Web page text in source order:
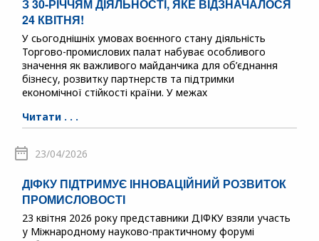
З 30-РІЧЧЯМ ДІЯЛЬНОСТІ, ЯКЕ ВІДЗНАЧАЛОСЯ
24 КВІТНЯ!
У сьогоднішніх умовах воєнного стану діяльність
Торгово-промислових палат набуває особливого
значення як важливого майданчика для об’єднання
бізнесу, розвитку партнерств та підтримки
економічної стійкості країни. У межах
Читати . . .
23/04/2026
ДІФКУ ПІДТРИМУЄ ІННОВАЦІЙНИЙ РОЗВИТОК
ПРОМИСЛОВОСТІ
23 квітня 2026 року представники ДІФКУ взяли участь
у Міжнародному науково-практичному форумі